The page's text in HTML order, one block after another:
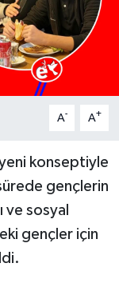
A- A+
konseptiyle
gençlerin
sosyal
gençler için